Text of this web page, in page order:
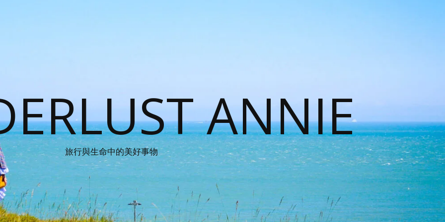
ANNIE
旅行與生命中的美好事物